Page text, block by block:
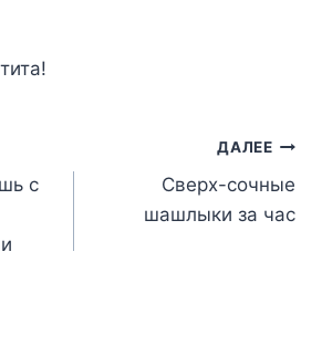
с
ДАЛЕЕ
Сверх-сочные
шашлыки за час